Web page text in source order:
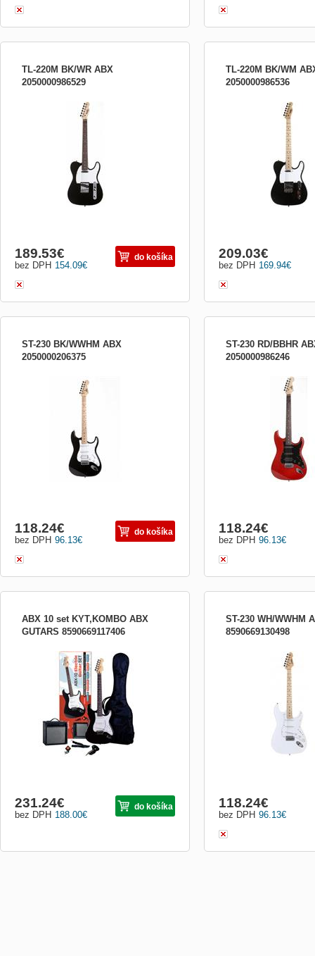
TL-220M BK/WR ABX
2050000986529
Elektrická gitara typu Telecaster Farba
tela: čierna, high gloss finishing Farba
pickguardu: biela Farba snímačov: čierna
a strieborná Typ snímačov: 2x single
Hmatník: palisander Vykladanie krku:
perleťové bodky, nylon Ladiaca
mechanika: die-cast (odliata
154.09€
bez DPH
189.53€ do košíka
TL-220M BK/WM
2050000986536
Elektrická gitara typu
hmatník, farba čierna
169.94€
bez DPH
209.03€
ST-230 BK/WWHM ABX
2050000206375
Elektrická gitara typu Stratocaster
Hmatník: palisander Snímače:
humbucker/single/single Mechanika:
Chrome Diecast Potenciometre:
volume/tone/tone Farba: čierna, vysoký
lesk, biely pickguard
96.13€
bez DPH
118.24€ do košíka
ST-230 RD/BBHR
2050000986246
Elektrická gitara typu
tela: červená, high gloss
pickguardu: čierna
čierna Typ snímačov: 2x
humbacker Hmatník:
Vykladanie krku:
mechanika: die-cast
96.13€
bez DPH
118.24€
ABX 10 set KYT,KOMBO ABX
GUTARS 8590669117406
Sada elektrickej gitary a gitarového komba
ABX 10 je kompletný gitarový set vhodný
pre začínajúcich gitaristov. Ak nechcete
zháňať gitaru, kombo a ďalšie
príslušenstvo zvlášť, v tomto sete kúpite
všetko dôležité naraz. Jednoducho
zapojíte a môžete hrať -
188.00€
bez DPH
231.24€ do košíka
ST-230 WH/WWHM
8590669130498
Elektrická gitara typu
tela: biela Farba
snímačov: biela Typ
1x humbacker Hmatník:
krku: čierne bodky, nylon
mechanika: die-cast
Hardware: chróm Po
96.13€
bez DPH
118.24€